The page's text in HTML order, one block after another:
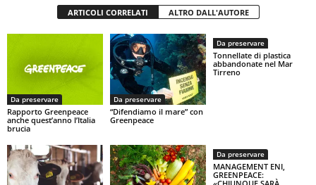
ARTICOLI CORRELATI ALTRO DALL'AUTORE
Da preservare
Rapporto Greenpeace
anche quest’anno l’Italia
brucia
Da preservare
“Difendiamo il mare” con
Greenpeace
Da preservare
Tonnellate di plastica
abbandonate nel Mar
Tirreno
Da preservare
MANAGEMENT ENI,
GREENPEACE: